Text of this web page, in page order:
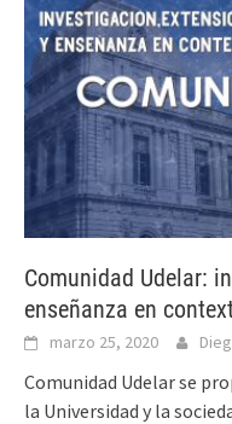
Comunidad Udelar:
enseñanza en
marzo 25, 2020
Comunidad Udelar se
la Universidad y la